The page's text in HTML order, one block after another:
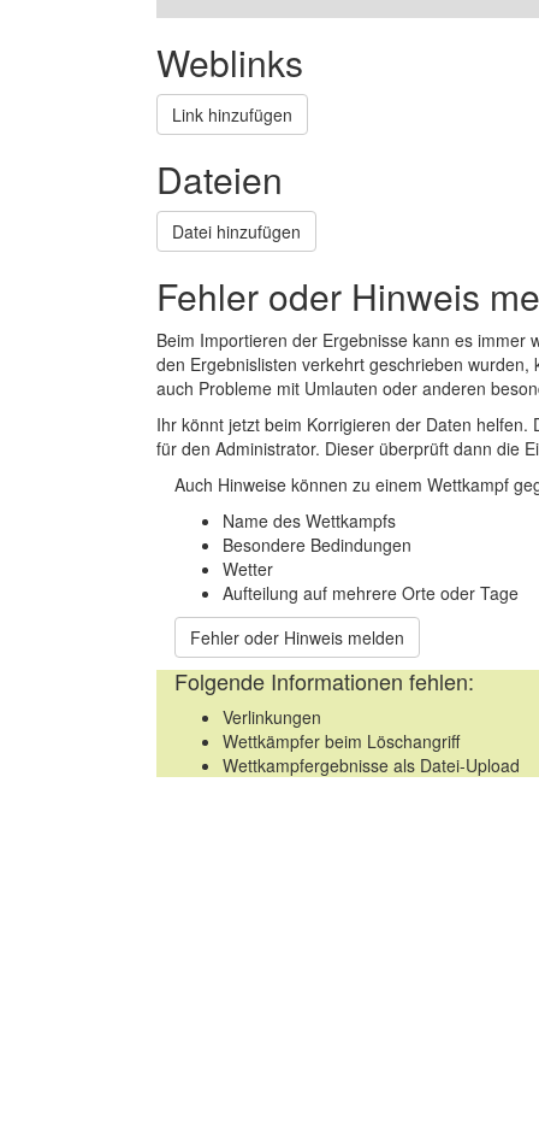
Weblinks
Link hinzufügen
Dateien
Datei hinzufügen
Fehler oder Hinweis
Beim Importieren der Ergebnisse kann es
den Ergebnislisten verkehrt geschrieben
auch Probleme mit Umlauten oder anderen
Ihr könnt jetzt beim Korrigieren der Daten
für den Administrator. Dieser überprüft dann die
Auch Hinweise können zu einem Wettkampf
Name des Wettkampfs
Besondere Bedindungen
Wetter
Aufteilung auf mehrere Orte oder Tage
Fehler oder Hinweis melden
Folgende Informationen fehlen:
Verlinkungen
Wettkämpfer beim Löschangriff
Wettkampfergebnisse als Datei-Upload